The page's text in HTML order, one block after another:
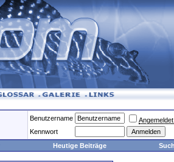
Benutzername
Kennwort
Heutige Beiträge